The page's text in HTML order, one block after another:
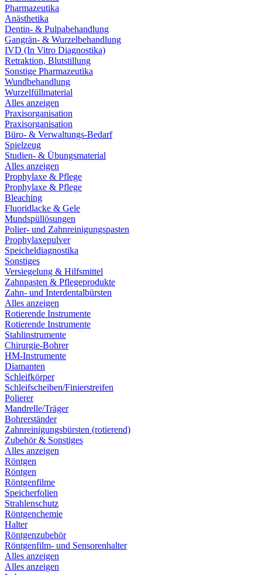
Pharmazeutika
Anästhetika
Dentin- & Pulpabehandlung
Gangrän- & Wurzelbehandlung
IVD (In Vitro Diagnostika)
Retraktion, Blutstillung
Sonstige Pharmazeutika
Wundbehandlung
Wurzelfüllmaterial
Alles anzeigen
Praxisorganisation
Praxisorganisation
Büro- & Verwaltungs-Bedarf
Spielzeug
Studien- & Übungsmaterial
Alles anzeigen
Prophylaxe & Pflege
Prophylaxe & Pflege
Bleaching
Fluoridlacke & Gele
Mundspüllösungen
Polier- und Zahnreinigungspasten
Prophylaxepulver
Speicheldiagnostika
Sonstiges
Versiegelung & Hilfsmittel
Zahnpasten & Pflegeprodukte
Zahn- und Interdentalbürsten
Alles anzeigen
Rotierende Instrumente
Rotierende Instrumente
Stahlinstrumente
Chirurgie-Bohrer
HM-Instrumente
Diamanten
Schleifkörper
Schleifscheiben/Finierstreifen
Polierer
Mandrelle/Träger
Bohrerständer
Zahnreinigungsbürsten (rotierend)
Zubehör & Sonstiges
Alles anzeigen
Röntgen
Röntgen
Röntgenfilme
Speicherfolien
Strahlenschutz
Röntgenchemie
Halter
Röntgenzubehör
Röntgenfilm- und Sensorenhalter
Alles anzeigen
Alles anzeigen